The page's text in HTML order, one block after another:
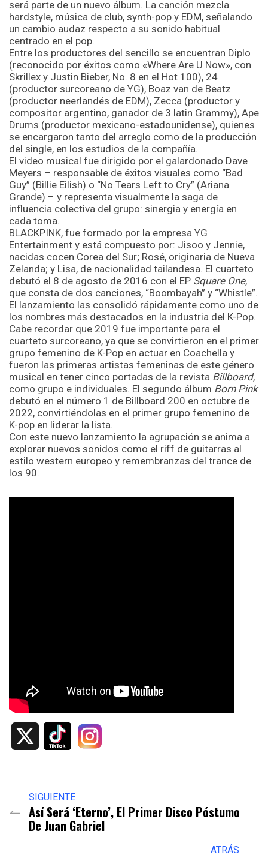
será parte de un nuevo álbum. La canción mezcla
hardstyle, música de club, synth-pop y EDM, señalando
un cambio audaz respecto a su sonido habitual
centrado en el pop.
Entre los productores del sencillo se encuentran Diplo
(reconocido por éxitos como «Where Are U Now», con
Skrillex y Justin Bieber, No. 8 en el Hot 100), 24
(productor surcoreano de YG), Boaz van de Beatz
(productor neerlandés de EDM), Zecca (productor y
compositor argentino, ganador de 3 latin Grammy), Ape
Drums (productor mexicano-estadounidense), quienes
se encargaron tanto del arreglo como de la producción
del single, en los estudios de la compañía.
El video musical fue dirigido por el galardonado Dave
Meyers – responsable de éxitos visuales como “Bad
Guy” (Billie Eilish) o “No Tears Left to Cry” (Ariana
Grande) – y representa visualmente la saga de
influencia colectiva del grupo: sinergia y energía en
cada toma.
BLACKPINK, fue formado por la empresa YG
Entertainment y está compuesto por: Jisoo y Jennie,
nacidas cocen Corea del Sur; Rosé, originaria de Nueva
Zelanda; y Lisa, de nacionalidad tailandesa. El cuarteto
debutó el 8 de agosto de 2016 con el EP Square One,
que consta de dos canciones, “Boombayah” y “Whistle”.
El lanzamiento las consolidó rápidamente como uno de
los nombres más destacados en la industria del K-Pop.
Cabe recordar que 2019 fue importante para el
cuarteto surcoreano, ya que se convirtieron en el primer
grupo femenino de K-Pop en actuar en Coachella y
fueron las primeras artistas femeninas de este género
musical en tener cinco portadas de la revista Billboard,
como grupo e individuales. El segundo álbum Born Pink
debutó en el número 1 de Billboard 200 en octubre de
2022, convirtiéndolas en el primer grupo femenino de
K-pop en liderar la lista.
Con este nuevo lanzamiento la agrupación se anima a
explorar nuevos sonidos como el riff de guitarras al
estilo western europeo y remembranzas del trance de
los 90.
SIGUIENTE
Así Será ‘Eterno’, El Primer Disco Póstumo
De Juan Gabriel
ATRÁS